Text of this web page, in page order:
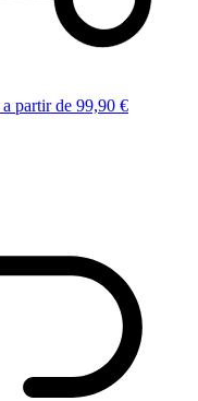
a partir de 99,90 €